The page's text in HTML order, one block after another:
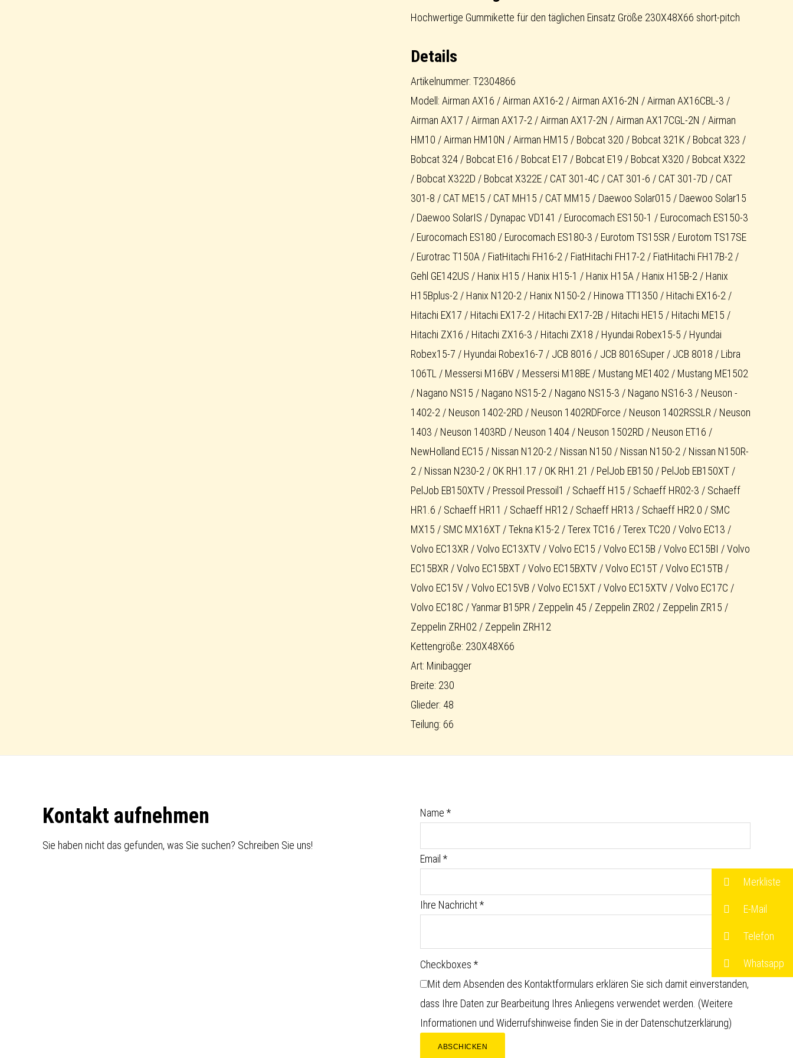
short-
Menge
Hochwertige Gummikette für den täglichen Einsatz Größe 230X48X66 short-pitch
Details
Artikelnummer: T2304866
Modell: Airman AX16 / Airman AX16-2 / Airman AX16-2N / Airman AX16CBL-3 /
Airman AX17 / Airman AX17-2 / Airman AX17-2N / Airman AX17CGL-2N / Airman
HM10 / Airman HM10N / Airman HM15 / Bobcat 320 / Bobcat 321K / Bobcat 323 /
Bobcat 324 / Bobcat E16 / Bobcat E17 / Bobcat E19 / Bobcat X320 / Bobcat X322
/ Bobcat X322D / Bobcat X322E / CAT 301-4C / CAT 301-6 / CAT 301-7D / CAT
301-8 / CAT ME15 / CAT MH15 / CAT MM15 / Daewoo Solar015 / Daewoo Solar15
/ Daewoo SolarIS / Dynapac VD141 / Eurocomach ES150-1 / Eurocomach ES150-3
/ Eurocomach ES180 / Eurocomach ES180-3 / Eurotom TS15SR / Eurotom TS17SE
/ Eurotrac T150A / FiatHitachi FH16-2 / FiatHitachi FH17-2 / FiatHitachi FH17B-2 /
Gehl GE142US / Hanix H15 / Hanix H15-1 / Hanix H15A / Hanix H15B-2 / Hanix
H15Bplus-2 / Hanix N120-2 / Hanix N150-2 / Hinowa TT1350 / Hitachi EX16-2 /
Hitachi EX17 / Hitachi EX17-2 / Hitachi EX17-2B / Hitachi HE15 / Hitachi ME15 /
Hitachi ZX16 / Hitachi ZX16-3 / Hitachi ZX18 / Hyundai Robex15-5 / Hyundai
Robex15-7 / Hyundai Robex16-7 / JCB 8016 / JCB 8016Super / JCB 8018 / Libra
106TL / Messersi M16BV / Messersi M18BE / Mustang ME1402 / Mustang ME1502
/ Nagano NS15 / Nagano NS15-2 / Nagano NS15-3 / Nagano NS16-3 / Neuson -
1402-2 / Neuson 1402-2RD / Neuson 1402RDForce / Neuson 1402RSSLR / Neuson
1403 / Neuson 1403RD / Neuson 1404 / Neuson 1502RD / Neuson ET16 /
NewHolland EC15 / Nissan N120-2 / Nissan N150 / Nissan N150-2 / Nissan N150R-
2 / Nissan N230-2 / OK RH1.17 / OK RH1.21 / PelJob EB150 / PelJob EB150XT /
PelJob EB150XTV / Pressoil Pressoil1 / Schaeff H15 / Schaeff HR02-3 / Schaeff
HR1.6 / Schaeff HR11 / Schaeff HR12 / Schaeff HR13 / Schaeff HR2.0 / SMC
MX15 / SMC MX16XT / Tekna K15-2 / Terex TC16 / Terex TC20 / Volvo EC13 /
Volvo EC13XR / Volvo EC13XTV / Volvo EC15 / Volvo EC15B / Volvo EC15BI / Volvo
EC15BXR / Volvo EC15BXT / Volvo EC15BXTV / Volvo EC15T / Volvo EC15TB /
Volvo EC15V / Volvo EC15VB / Volvo EC15XT / Volvo EC15XTV / Volvo EC17C /
Volvo EC18C / Yanmar B15PR / Zeppelin 45 / Zeppelin ZR02 / Zeppelin ZR15 /
Zeppelin ZRH02 / Zeppelin ZRH12
Kettengröße: 230X48X66
Art: Minibagger
Breite: 230
Glieder: 48
Teilung: 66
FooterKontakt aufnehmen
Sie haben nicht das gefunden, was Sie suchen? Schreiben Sie uns!
Name *
Email *
Ihre Nachricht*
Checkboxes *
Mit dem Absenden des Kontaktformulars erklären Sie sich damit einverstanden,
dass Ihre Daten zur Bearbeitung Ihres Anliegens verwendet werden. (Weitere
Informationen und Widerrufshinweise finden Sie in der Datenschutzerklärung)
ABSCHICKEN
Merkliste
E-Mail
Telefon
Whatsapp